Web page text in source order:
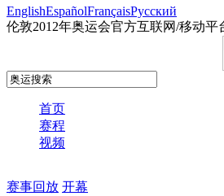
EnglishEspañolFrançaisPусский
伦敦2012年奥运会官方互联网/移动平
首页
赛程
视频
赛事回放 开幕